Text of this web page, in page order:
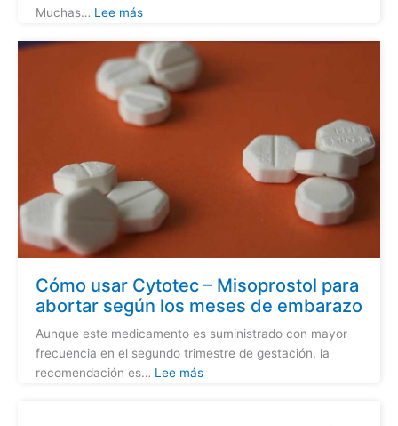
Muchas… Lee más
Cómo usar Cytotec – Misoprostol para
abortar según los meses de embarazo
Aunque este medicamento es suministrado con mayor
frecuencia en el segundo trimestre de gestación, la
recomendación es… Lee más